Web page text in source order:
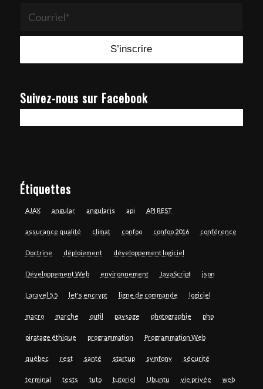
Suivez-nous sur Facebook
Étiquettes
AJAX angular angularjs api API REST
assurance qualité climat confoo confoo 2016 conférence
Doctrine déploiement développement logiciel
Développement Web environnement JavaScript json
Laravel 5.5 let's encrypt ligne de commande logiciel
macro marche outil paysage photographie php
piratage éthique programmation Programmation Web
québec rest santé startup symfony sécurité
terminal tests tuto tutoriel Ubuntu vie privée web